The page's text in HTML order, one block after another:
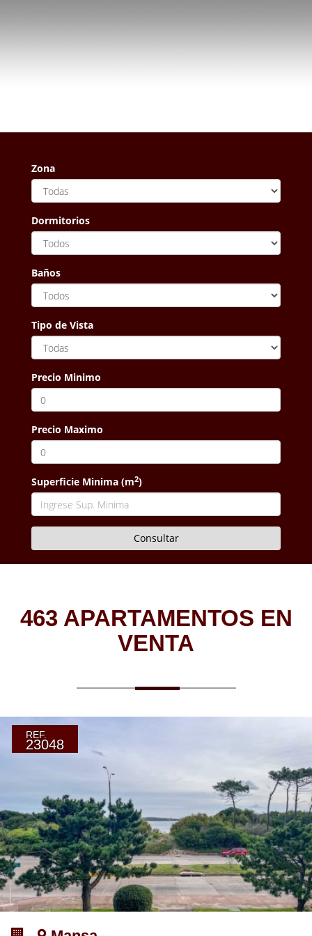
Zona
Dormitorios
Baños
Tipo de Vista
Precio Minimo
Precio Maximo
Superficie Minima (m2)
463 APARTAMENTOS EN
VENTA
REF.
23048